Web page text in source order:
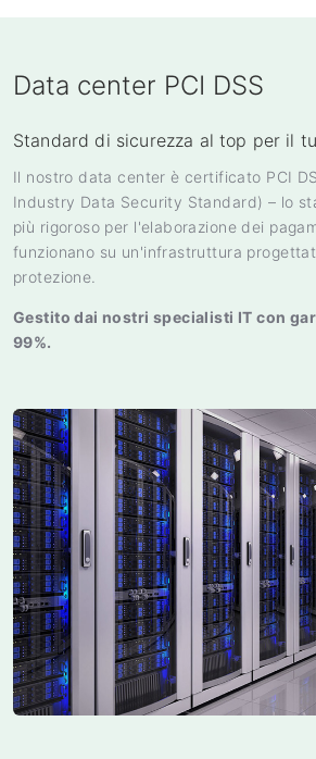
Data center PCI DSS
Standard di sicurezza al top per il
Il nostro data center è certificato PCI
Industry Data Security Standard) – lo
più rigoroso per l'elaborazione dei
funzionano su un'infrastruttura
protezione.
Gestito dai nostri specialisti IT con
99%.